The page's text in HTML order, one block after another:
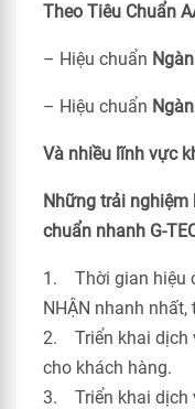
Theo Tiêu Chuẩn
– Hiệu chuẩn
– Hiệu chuẩn
Và nhiều lĩnh vực
Những trải
chuẩn nhanh G-
1. Thời gian hiệu
NHẬN nhanh
2. Triển khai dịch
cho khách hàng.
3. Triển khai dịch